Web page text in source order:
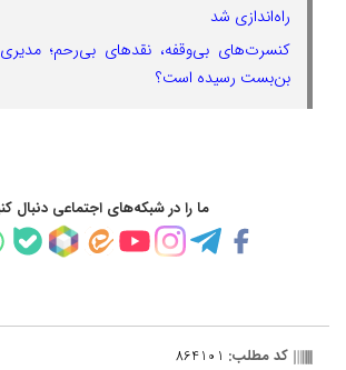
راه‌اندازی شد
کنسرت‌های بی‌وقفه، نقدهای بی‌رحم؛
بن‌بست رسیده است؟
ما را در شبکه‌های اجتماعی دنبال
کد مطلب: 864101